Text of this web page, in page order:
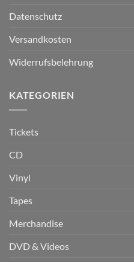
Datenschutz
Versandkosten
Widerrufsbelehrung
KATEGORIEN
Tickets
CD
Vinyl
Tapes
Merchandise
DVD & Videos